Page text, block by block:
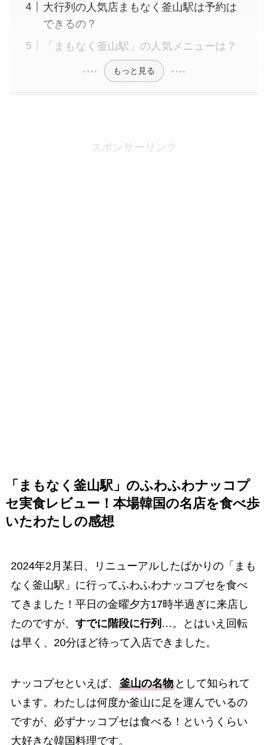
大行列の人気店まもなく釜山駅は予約は
できるの？
「まもなく釜山駅」の人気メニューは？
もっと見る
スポンサーリンク
「まもなく釜山駅」のふわふわナッコプ
セ実食レビュー！本場韓国の名店を食べ歩
いたわたしの感想
2024年2月某日、リニューアルしたばかりの「まも
なく釜山駅」に行ってふわふわナッコプセを食べ
てきました！平日の金曜夕方17時半過ぎに来店し
たのですが、 すでに階段に行列 …。とはいえ回転
は早く、20分ほど待って入店できました。
ナッコプセといえば、 釜山の名物として知られて
います。わたしは何度か釜山に足を運んでいるの
ですが、必ずナッコプセは食べる！というくらい
大好きな韓国料理です。